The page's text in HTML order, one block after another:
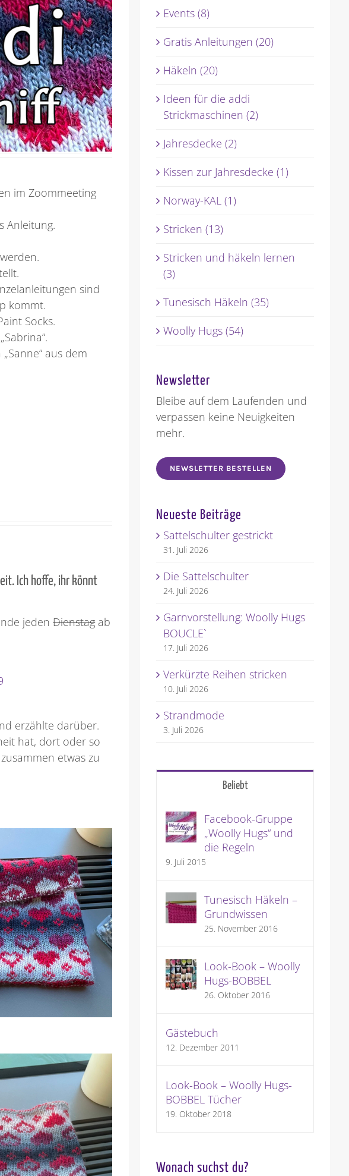
im Zoommeeting
Anleitung.
sind
kommt.
Socks.
aus dem
Ich hoffe, ihr könnt
jedenDienstagab
erzählte darüber.
hat, dort oder so
etwas zu
Events (8)
Gratis Anleitungen (20)
Häkeln (20)
Ideen für die addi
Strickmaschinen (2)
Jahresdecke (2)
Kissen zur Jahresdecke (1)
Norway-KAL (1)
Stricken (13)
Stricken und häkeln lernen
(3)
Tunesisch Häkeln (35)
Woolly Hugs (54)
Newsletter
Bleibe auf dem Laufenden und
verpassen keine Neuigkeiten
mehr.
NEWSLETTER BESTELLEN
Neueste Beiträge
Sattelschulter gestrickt
31. Juli 2026
Die Sattelschulter
24. Juli 2026
Garnvorstellung: Woolly Hugs
BOUCLE`
17. Juli 2026
Verkürzte Reihen stricken
10. Juli 2026
Strandmode
3. Juli 2026
Beliebt
Facebook-Gruppe
„Woolly Hugs“ und
die Regeln
9. Juli 2015
Tunesisch Häkeln –
Grundwissen
25. November 2016
Look-Book – Woolly
Hugs-BOBBEL
26. Oktober 2016
Gästebuch
12. Dezember 2011
Look-Book – Woolly Hugs-
BOBBEL Tücher
19. Oktober 2018
Wonach suchst du?